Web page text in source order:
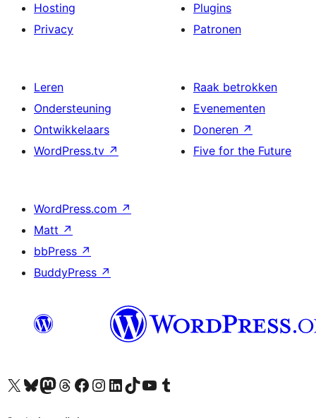
Hosting
Privacy
Plugins
Patronen
Leren
Ondersteuning
Ontwikkelaars
WordPress.tv ↗
Raak betrokken
Evenementen
Doneren ↗
Five for the Future
WordPress.com ↗
Matt ↗
bbPress ↗
BuddyPress ↗
Bezoek ons X (voorheen Twitter) account
Bezoek ons Bluesky account
Bezoek ons Mastodon account
Bezoek ons Threads account
Onze Facebook pagina bezoeken
Bezoek ons Instagram account
Bezoek ons LinkedIn account
Bezoek ons TikTok account
Bezoek ons YouTube kanaalBezoek ons Tumblr account